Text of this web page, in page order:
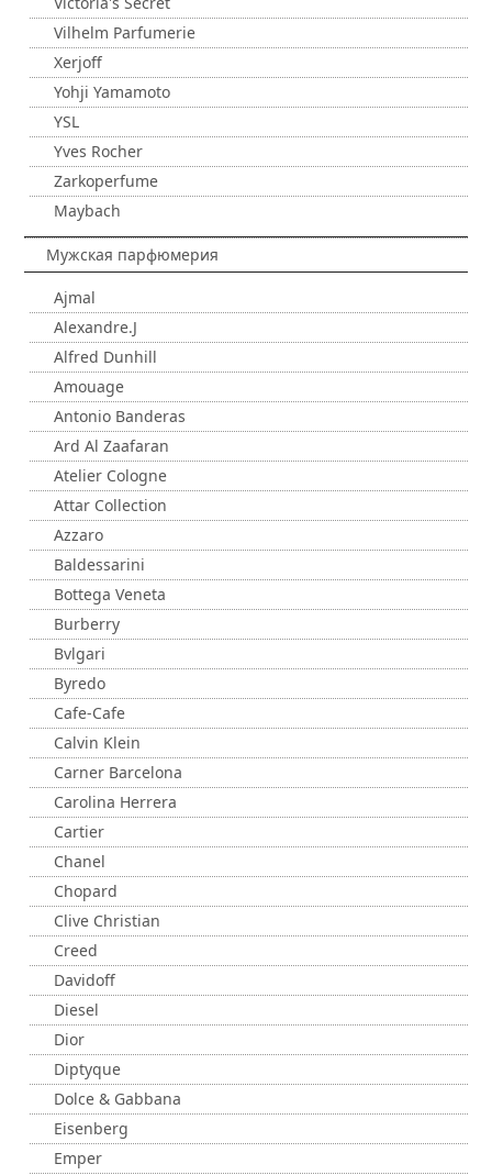
Vilhelm Parfumerie
Xerjoff
Yohji Yamamoto
YSL
Yves Rocher
Zarkoperfume
Maybach
Мужская парфюмерия
Ajmal
Alexandre.J
Alfred Dunhill
Amouage
Antonio Banderas
Ard Al Zaafaran
Atelier Cologne
Attar Collection
Azzaro
Baldessarini
Bottega Veneta
Burberry
Bvlgari
Byredo
Cafe-Cafe
Calvin Klein
Carner Barcelona
Carolina Herrera
Cartier
Chanel
Chopard
Clive Christian
Creed
Davidoff
Diesel
Dior
Diptyque
Dolce & Gabbana
Eisenberg
Emper